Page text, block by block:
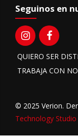
Seguinos en
QUIERO SER
TRABAJA CON
© 2025 Verion.
Technology Studio